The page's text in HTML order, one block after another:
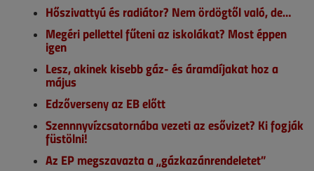
Hőszivattyú és radiátor? Nem ördögtől való, de…
Megéri pellettel fűteni az iskolákat? Most éppen
igen
Lesz, akinek kisebb gáz- és áramdíjakat hoz a
május
Edzőverseny az EB előtt
Szennnyvízcsatornába vezeti az esővizet? Ki fogják
füstölni!
Az EP megszavazta a „gázkazánrendeletet”